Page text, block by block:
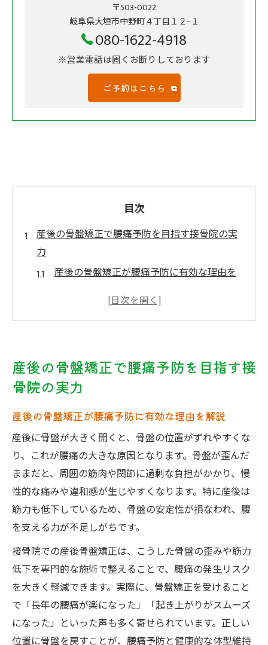
〒503-0022
岐阜県大垣市中野町４丁目１２−１
080-1622-4918
※営業電話は固くお断りしております
ご予約はこちら
目次
産後の骨盤矯正で腰痛予防を目指す接骨院の実
力
産後の骨盤矯正が腰痛予防に有効な理由を
腰痛を防ぐための産後骨盤矯正の基本知識
接骨院で受ける産後骨盤矯正の効果事例
歪みが起こす産後不調と接骨院のサポート法解
骨盤の歪みが産後不調に影響するメカニズ
ム
接骨院でできる産後骨盤矯正の具体的施術
法
産後の腰痛や股関節痛に接骨院が有効な理
筋力低下を防ぐ接骨院のアプローチ方法
セルフケアと接骨院のサポートの組み合わ
せ
筋力低下がもたらす産後リスクと骨盤ケアの考
え方
産後の骨盤矯正で腰痛予防を目指す接
骨院の実力
産後の骨盤矯正が腰痛予防に有効な理由を解説
産後に骨盤が大きく開くと、骨盤の位置がずれやすくな
り、これが腰痛の大きな原因となります。骨盤が歪んだ
ままだと、周囲の筋肉や関節に過剰な負担がかかり、慢
性的な痛みや違和感が生じやすくなります。特に産後は
筋力も低下しているため、骨盤の安定性が損なわれ、腰
を支える力が不足しがちです。
接骨院での産後骨盤矯正は、こうした骨盤の歪みや筋力
低下を専門的な施術で整えることで、腰痛の発生リスク
を大きく軽減できます。実際に、骨盤矯正を受けること
で「長年の腰痛が楽になった」「起き上がりがスムーズ
になった」といった声も多く寄せられています。正しい
位置に骨盤を戻すことが、腰痛予防と健康的な体型維持